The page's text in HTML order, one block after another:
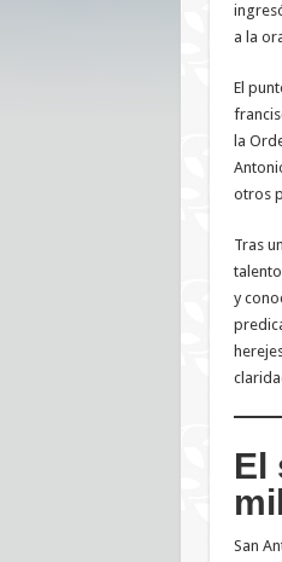
a la
El
la
otros
Tras
y
El
San